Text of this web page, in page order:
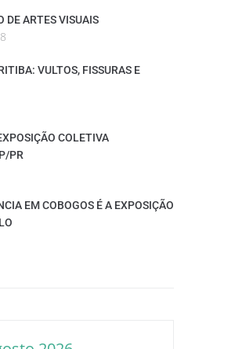
DE ARTES VISUAIS
VULTOS, FISSURAS E
COLETIVA
PR
EM COBOGOS É A EXPOSIÇÃO